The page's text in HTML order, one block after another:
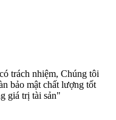
trách nhiệm, Chúng tôi
bảo mật chất lượng tốt
giá trị tài sản"